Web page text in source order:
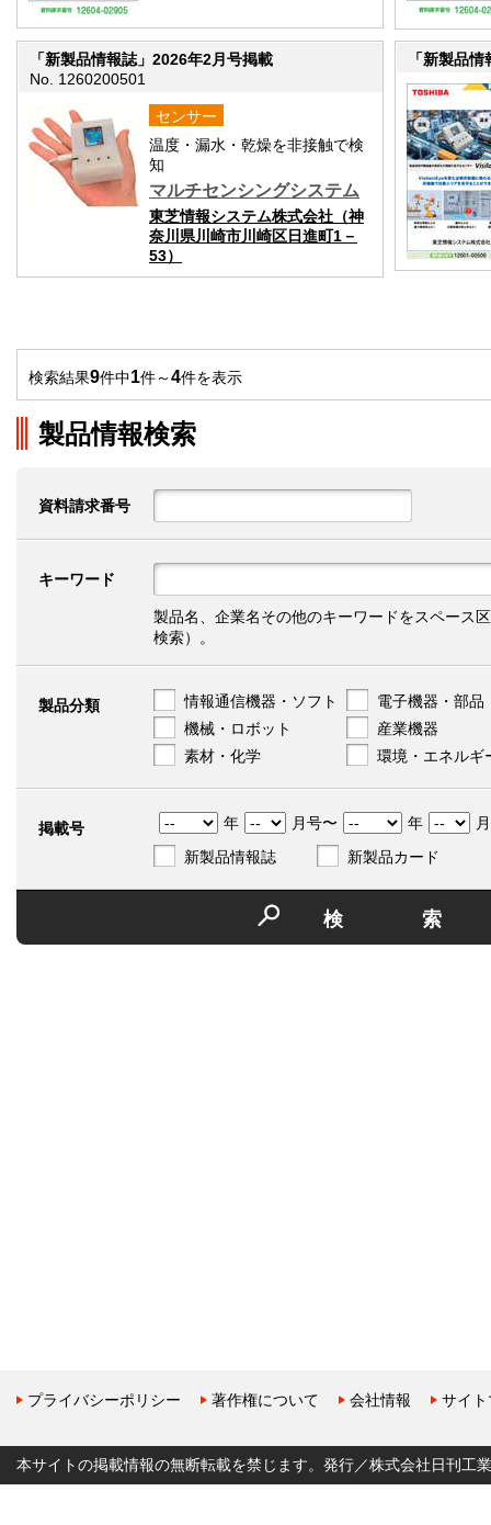
「新製品情報誌」2026年2月号掲載
No. 1260200501
センサー
温度・漏水・乾燥を非接触で検
知
マルチセンシングシステム
東芝情報システム株式会社（神
奈川県川崎市川崎区日進町1－
53）
「新製品
検索結果9件中1件～4件を表示
製品情報検索
資料請求番号
キーワード
製品名、企業名その他のキーワードをスペース
検索）。
製品分類 情報通信機器・ソフト
電子機器・部品
機械・ロボット
産業機器
素材・化学
環境・エネルギ
掲載号 年 月号〜 年
新製品情報誌
新製品カード
検
プライバシーポリシー 著作権について 会社情報 サイ
本サイトの掲載情報の無断転載を禁じます。発行／株式会社日刊